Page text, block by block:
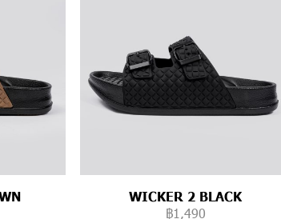
WICKER 2 BLACK
฿1,490